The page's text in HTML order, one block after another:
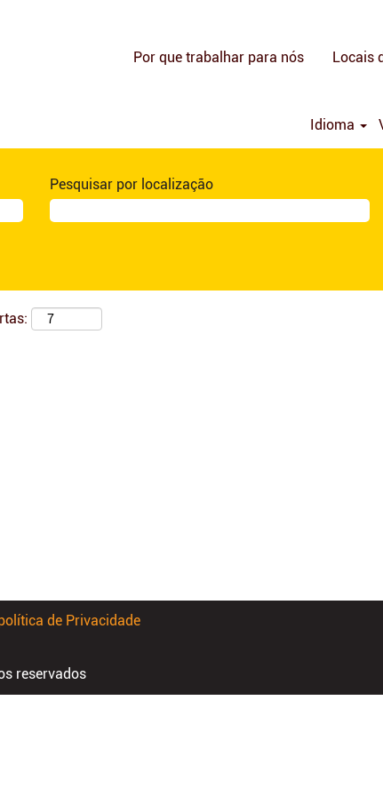
Por que trabalhar para nós Locais
Idioma
Pesquisar por localização
de Privacidade
reservados